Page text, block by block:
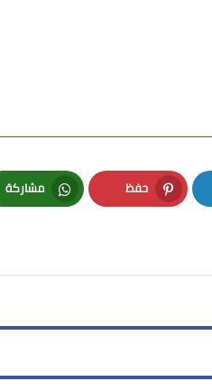
حفظ
Pinterest
مشاركة
Whatsapp